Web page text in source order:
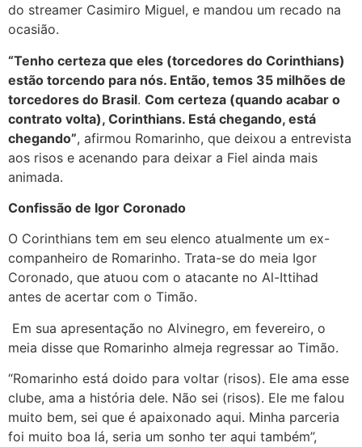
do streamer Casimiro Miguel, e mandou um recado na
ocasião.
“Tenho certeza que eles (torcedores do Corinthians)
estão torcendo para nós. Então, temos 35 milhões de
torcedores do Brasil. Com certeza (quando acabar o
contrato volta), Corinthians. Está chegando, está
chegando”, afirmou Romarinho, que deixou a entrevista
aos risos e acenando para deixar a Fiel ainda mais
animada.
Confissão de Igor Coronado
O Corinthians tem em seu elenco atualmente um ex-
companheiro de Romarinho. Trata-se do meia Igor
Coronado, que atuou com o atacante no Al-Ittihad
antes de acertar com o Timão.
Em sua apresentação no Alvinegro, em fevereiro, o
meia disse que Romarinho almeja regressar ao Timão.
“Romarinho está doido para voltar (risos). Ele ama esse
clube, ama a história dele. Não sei (risos). Ele me falou
muito bem, sei que é apaixonado aqui. Minha parceria
foi muito boa lá, seria um sonho ter aqui também”,